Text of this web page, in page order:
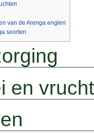
van de Arenga engleri
soorten
en